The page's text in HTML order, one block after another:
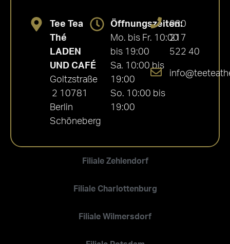
Filiale Zehlendorf
Filiale Charlottenburg
Filiale Wilmersdorf
Tee Tea
Thé
LADEN
UND CAFÉ
Goltzstraße
2 10781
Berlin
Schöneberg
Öffnungszeiten:
Mo. bis Fr. 10:00
bis 19:00
Sa. 10:00 bis
19:00
So. 10:00 bis
19:00
030
217
522 40